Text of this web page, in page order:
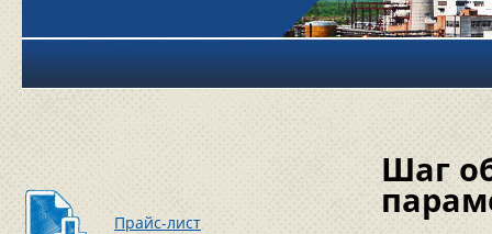
Прайс-лист
Шаг